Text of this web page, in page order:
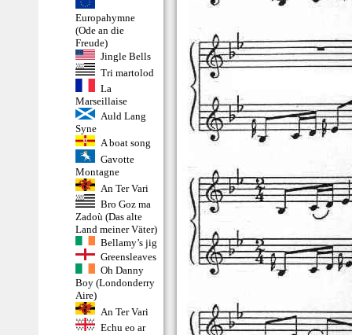
Europahymne
(Ode an die
Freude)
Jingle Bells
Tri martolod
La
Marseillaise
Auld Lang
Syne
A boat song
Gavotte
Montagne
An Ter Vari
Bro Goz ma
Zadoù (Das alte
Land meiner Väter)
Bellamy’s jig
Greensleaves
Oh Danny
Boy (Londonderry
Aire)
An Ter Vari
Echu eo ar